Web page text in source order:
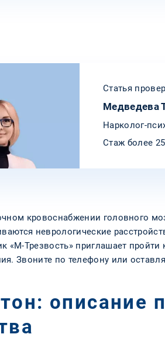
Статья
Медведева
Нарколог-
Стаж более
кровоснабжении головного
неврологические
«М-Трезвость» приглашает
Звоните по телефону или
описание